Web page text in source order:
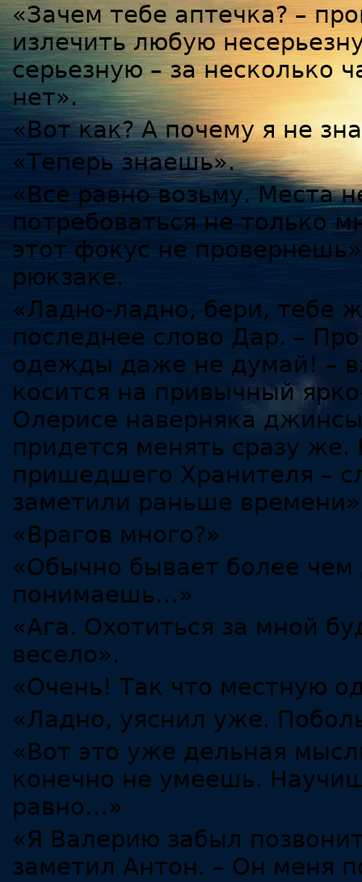
«Зачем тебе аптечка? –
излечить любую
серьезную – за несколько
нет».
«Вот как? А почему я не
«Теперь знаешь».
«Все равно возьму. Места
потребоваться не только
этот фокус не
рюкзаке.
«Ладно-ладно, бери, тебе
последнее слово Дар. –
одежды даже не думай! –
косится на привычный
Олерисе наверняка
придется менять сразу же.
пришедшего Хранителя –
заметили раньше
«Врагов много?»
«Обычно бывает более чем
понимаешь…»
«Ага. Охотиться за мной
весело».
«Очень! Так что местную
«Ладно, уяснил уже.
«Вот это уже дельная
конечно не умеешь.
равно…»
«Я Валерию забыл
заметил Антон. – Он меня